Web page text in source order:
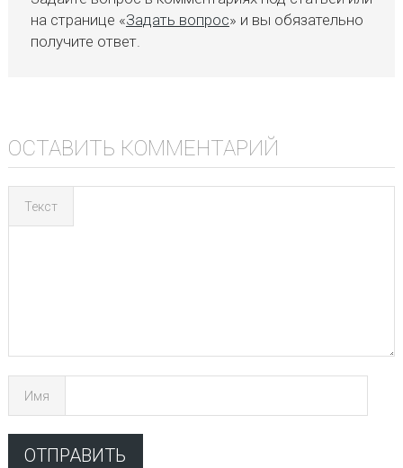
на странице «Задать вопрос» и вы обязательно
получите ответ.
ОСТАВИТЬ КОММЕНТАРИЙ
Текст
Имя